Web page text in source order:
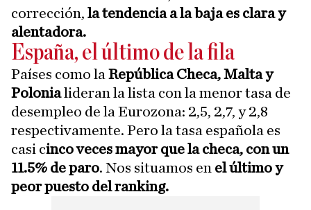
corrección, la tendencia a la baja es clara y
alentadora.
España, el último de la fila
Países como la República Checa, Malta y
Polonialideran la lista con la menor tasa de
desempleo de la Eurozona: 2,5, 2,7, y 2,8
respectivamente. Pero la tasa española es
casi cinco veces mayor que la checa, con un
11.5% de paro. Nos situamos en el último y
peor puesto del ranking.